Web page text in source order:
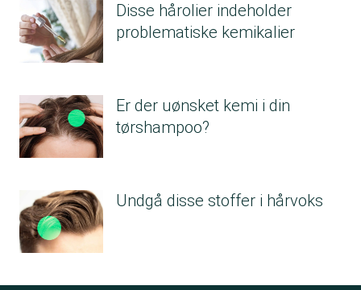
Disse hårolier indeholder
problematiske kemikalier
Er der uønsket kemi i din
tørshampoo?
Undgå disse stoffer i hårvoks